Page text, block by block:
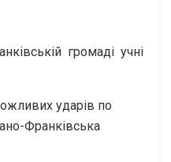
громаді учні
ударів по
Франківська